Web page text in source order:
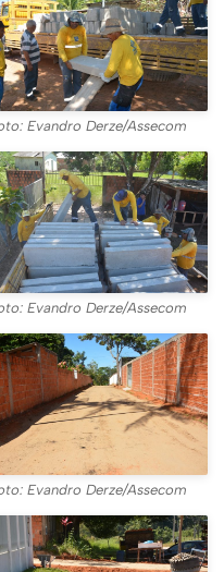
Evandro Derze/Assecom
Evandro Derze/Assecom
Evandro Derze/Assecom